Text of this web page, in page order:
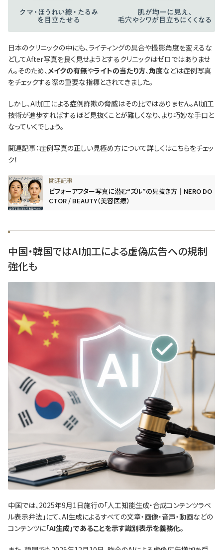
日本のクリニックの中にも、ライティングの具合や撮影角度を変えるな
どしてAfter写真を良く見せようとするクリニックはゼロではありませ
ん。そのため、メイクの有無やライトの当たり方、角度などは症例写真
をチェックする際の重要な指標とされてきました。
しかし、AI加工による症例詐欺の脅威はその比ではありません。AI加工
技術が進歩すればするほど見抜くことが難しくなり、より巧妙な手口と
なっていくでしょう。
関連記事：症例写真の正しい見極め方について詳しくはこちらをチェッ
ク！
ビフォーアフター写真に潜む“ズル”の見抜き方｜NERO DO
CTOR / BEAUTY（美容医療）
中国・韓国ではAI加工による虚偽広告への規制
強化も
中国では、2025年9月1日施行の「人工知能生成・合成コンテンツラベ
ル表示弁法」にて、AI生成によるすべての文章・画像・音声・動画などの
コンテンツに「AI生成」であることを示す識別表示を義務化。